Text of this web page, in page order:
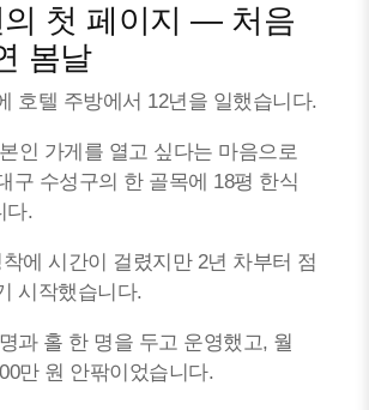
의 첫 페이지 — 처음
봄날
호텔 주방에서 12년을 일했습니다.
인 가게를 열고 싶다는 마음으로
구 수성구의 한 골목에 18평 한식
다.
에 시간이 걸렸지만 2년 차부터 점
시작했습니다.
과 홀 한 명을 두고 운영했고, 월
만 원 안팎이었습니다.